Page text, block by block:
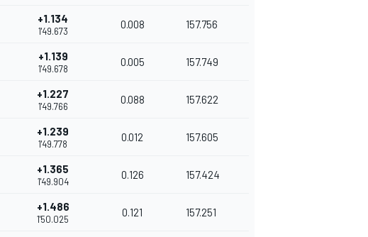
+1.134
1'49.673
0.008 157.756
+1.139
1'49.678
0.005 157.749
+1.227
1'49.766
0.088 157.622
+1.239
1'49.778
0.012 157.605
+1.365
1'49.904
0.126 157.424
+1.486
1'50.025
0.121 157.251